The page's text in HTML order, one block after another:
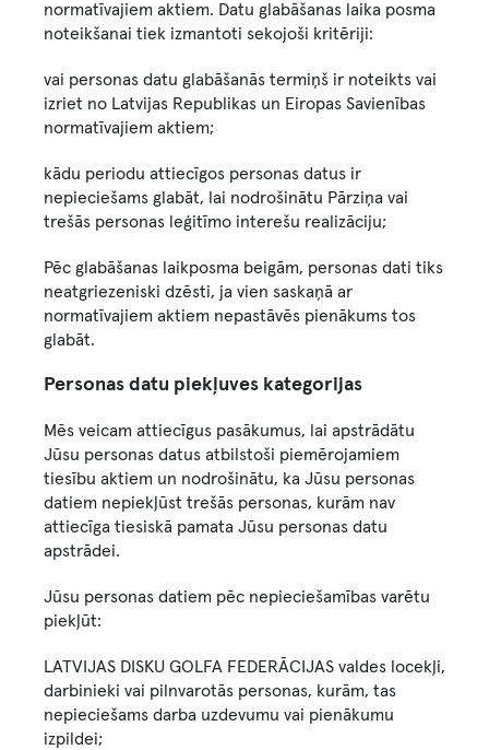
normatīvajiem aktiem. Datu glabāšanas laika posma
noteikšanai tiek izmantoti sekojoši kritēriji:
vai personas datu glabāšanās termiņš ir noteikts vai
izriet no Latvijas Republikas un Eiropas Savienības
normatīvajiem aktiem;
kādu periodu attiecīgos personas datus ir
nepieciešams glabāt, lai nodrošinātu Pārziņa vai
trešās personas leģitīmo interešu realizāciju;
Pēc glabāšanas laikposma beigām, personas dati tiks
neatgriezeniski dzēsti, ja vien saskaņā ar
normatīvajiem aktiem nepastāvēs pienākums tos
glabāt.
Personas datu piekļuves kategorijas
Mēs veicam attiecīgus pasākumus, lai apstrādātu
Jūsu personas datus atbilstoši piemērojamiem
tiesību aktiem un nodrošinātu, ka Jūsu personas
datiem nepiekļūst trešās personas, kurām nav
attiecīga tiesiskā pamata Jūsu personas datu
apstrādei.
Jūsu personas datiem pēc nepieciešamības varētu
piekļūt:
LATVIJAS DISKU GOLFA FEDERĀCIJAS valdes locekļi,
darbinieki vai pilnvarotās personas, kurām, tas
nepieciešams darba uzdevumu vai pienākumu
izpildei;